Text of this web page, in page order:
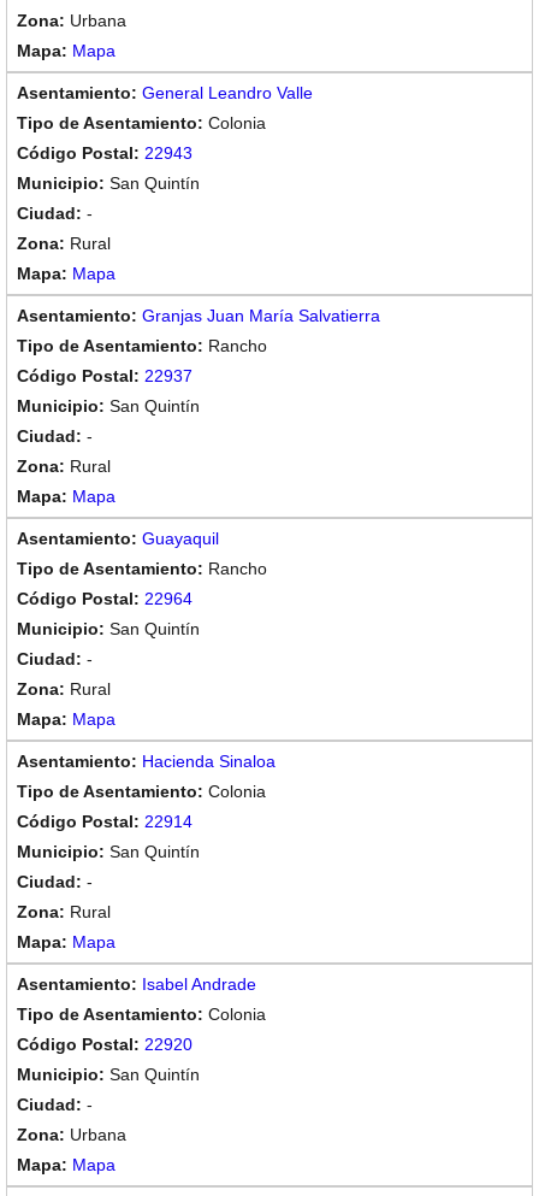
Urbana
Mapa
General Leandro Valle
Colonia
22943
San Quintín
-
Rural
Mapa
Granjas Juan María Salvatierra
Rancho
22937
San Quintín
-
Rural
Mapa
Guayaquil
Rancho
22964
San Quintín
-
Rural
Mapa
Hacienda Sinaloa
Colonia
22914
San Quintín
-
Rural
Mapa
Isabel Andrade
Colonia
22920
San Quintín
-
Urbana
Mapa